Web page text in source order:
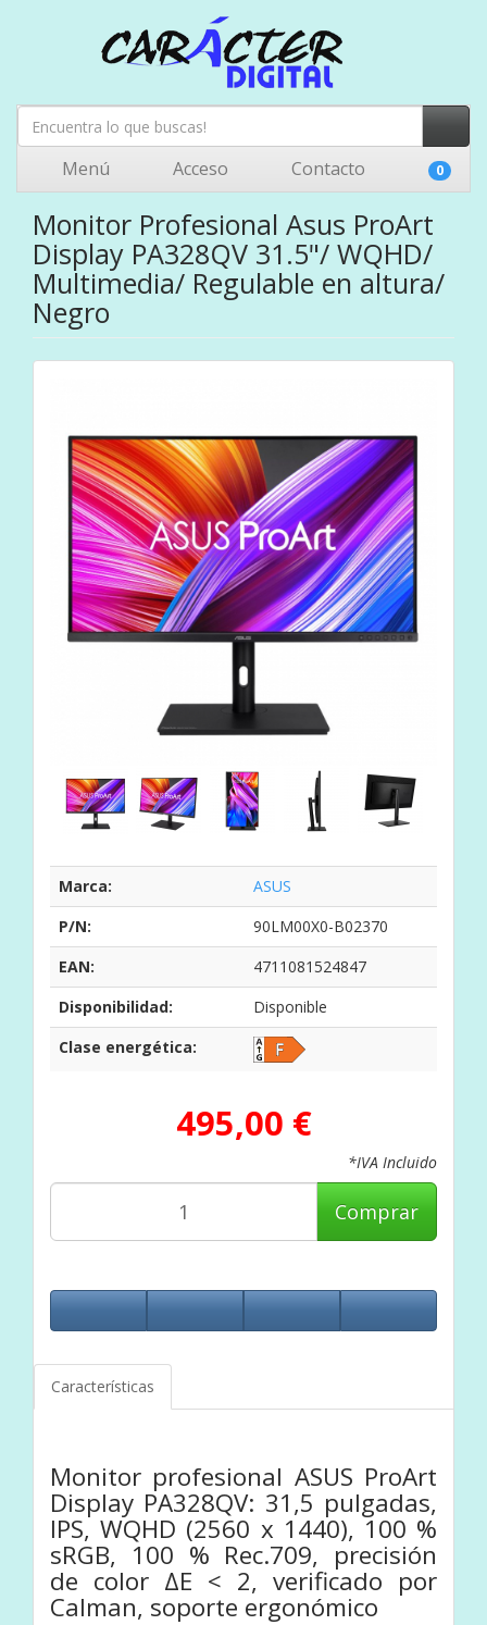
Menú Acceso Contacto 0
Monitor Profesional Asus ProArt
Display PA328QV 31.5"/ WQHD/
Multimedia/ Regulable en altura/
Negro
Marca:
ASUS
P/N:
90LM00X0-B02370
EAN:
4711081524847
Disponibilidad:
Disponible
Clase energética:
495,00 €
*IVA Incluido
Comprar
Características
Monitor profesional ASUS ProArt
Display PA328QV: 31,5 pulgadas,
IPS, WQHD (2560 x 1440), 100 %
sRGB, 100 % Rec.709, precisión
de color ΔE < 2, verificado por
Calman, soporte ergonómico